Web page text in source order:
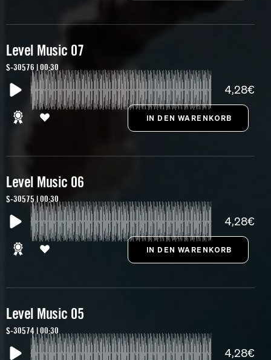
Level Music 07
S-30576 | 00:30
4,28€
Level Music 06
S-30575 | 00:30
4,28€
Level Music 05
S-30574 | 00:30
4,28€